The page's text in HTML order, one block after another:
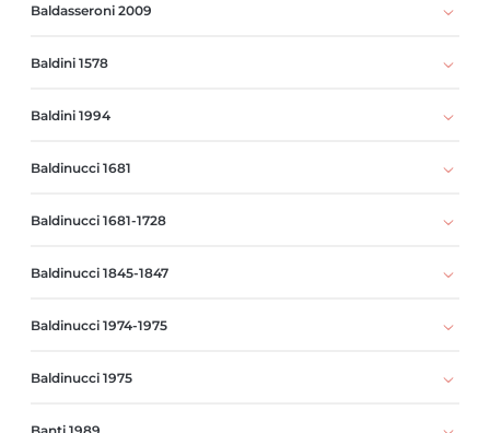
Baldasseroni 2009
Baldini 1578
Baldini 1994
Baldinucci 1681
Baldinucci 1681-1728
Baldinucci 1845-1847
Baldinucci 1974-1975
Baldinucci 1975